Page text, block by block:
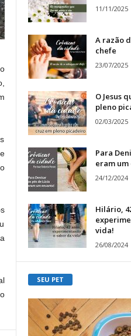
11/11/2025
A razão
chefe
23/07/2025
O Jesus
pleno
02/03/2025
Para
eram um
24/12/2024
Hilário,
vida!
26/08/2024
SEU PET